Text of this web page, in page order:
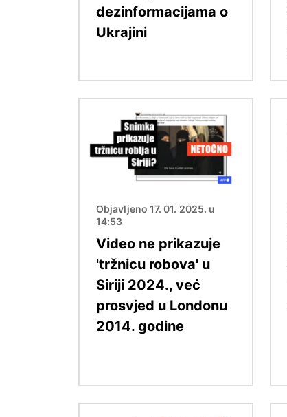
dezinformacijama o
Ukrajini
Objavljeno 17. 01. 2025. u
14:53
Video ne prikazuje
'tržnicu robova' u
Siriji 2024., već
prosvjed u Londonu
2014. godine